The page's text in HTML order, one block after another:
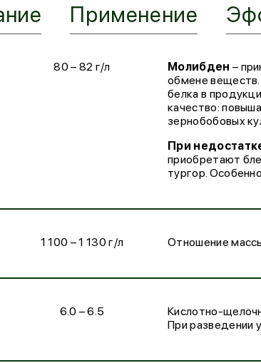
Применение
80 – 82 г/л Молибден –
обмене веществ.
белка в
качество:
зернобобовых
При
приобретают
тургор.
1 100 – 1 130 г/л Отношение
6.0 – 6.5
Кислотно-
При разведении